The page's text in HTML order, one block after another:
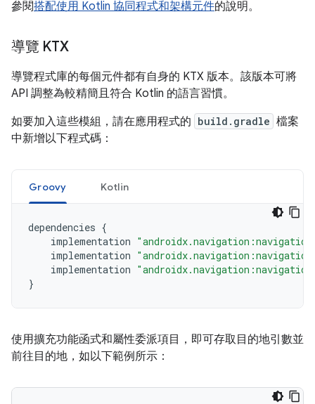
參閱搭配使用 Kotlin 協同程式和架構元件的說明。
導覽 KTX
導覽程式庫的每個元件都有自身的 KTX 版本。該版本可將
API 調整為較精簡且符合 Kotlin 的語言習慣。
如要加入這些模組，請在應用程式的 build.gradle 檔案
中新增以下程式碼：
Groovy Kotlin
dependencies {
implementation
implementation
implementation
}
使用擴充功能函式和屬性委派項目，即可存取目的地引數並
前往目的地，如以下範例所示：